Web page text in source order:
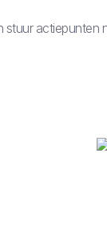
stuur actiepunten